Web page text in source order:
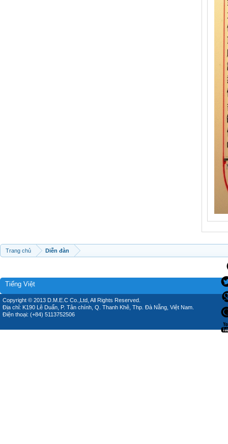
Trang chủ Diễn đàn
Tiếng Việt
Copyright © 2013 D.M.E.C Co.,Ltd, All Rights Reserved.
Địa chỉ: K190 Lê Duẩn, P. Tân chính, Q. Thanh Khê, Thp. Đà Nẵng, Việt Nam.
Điện thoại: (+84) 5113752506